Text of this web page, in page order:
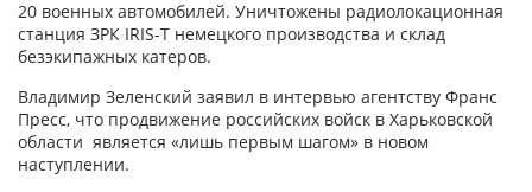
20 военных автомобилей. Уничтожены радиолокационная
станция ЗРК IRIS-T немецкого производства и склад
безэкипажных катеров.
Владимир Зеленский заявил в интервью агентству Франс
Пресс, что продвижение российских войск в Харьковской
области является «лишь первым шагом» в новом
наступлении.